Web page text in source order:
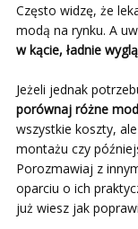
Często widzę, że
modą na rynku. A
w kącie, ładnie
Jeżeli jednak
porównaj różne
wszystkie koszty,
montażu czy
Porozmawiaj z
oparciu o ich
już wiesz jak